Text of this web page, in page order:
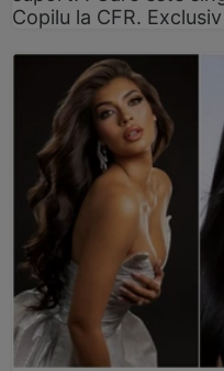
Copilu la CFR. Exclusiv